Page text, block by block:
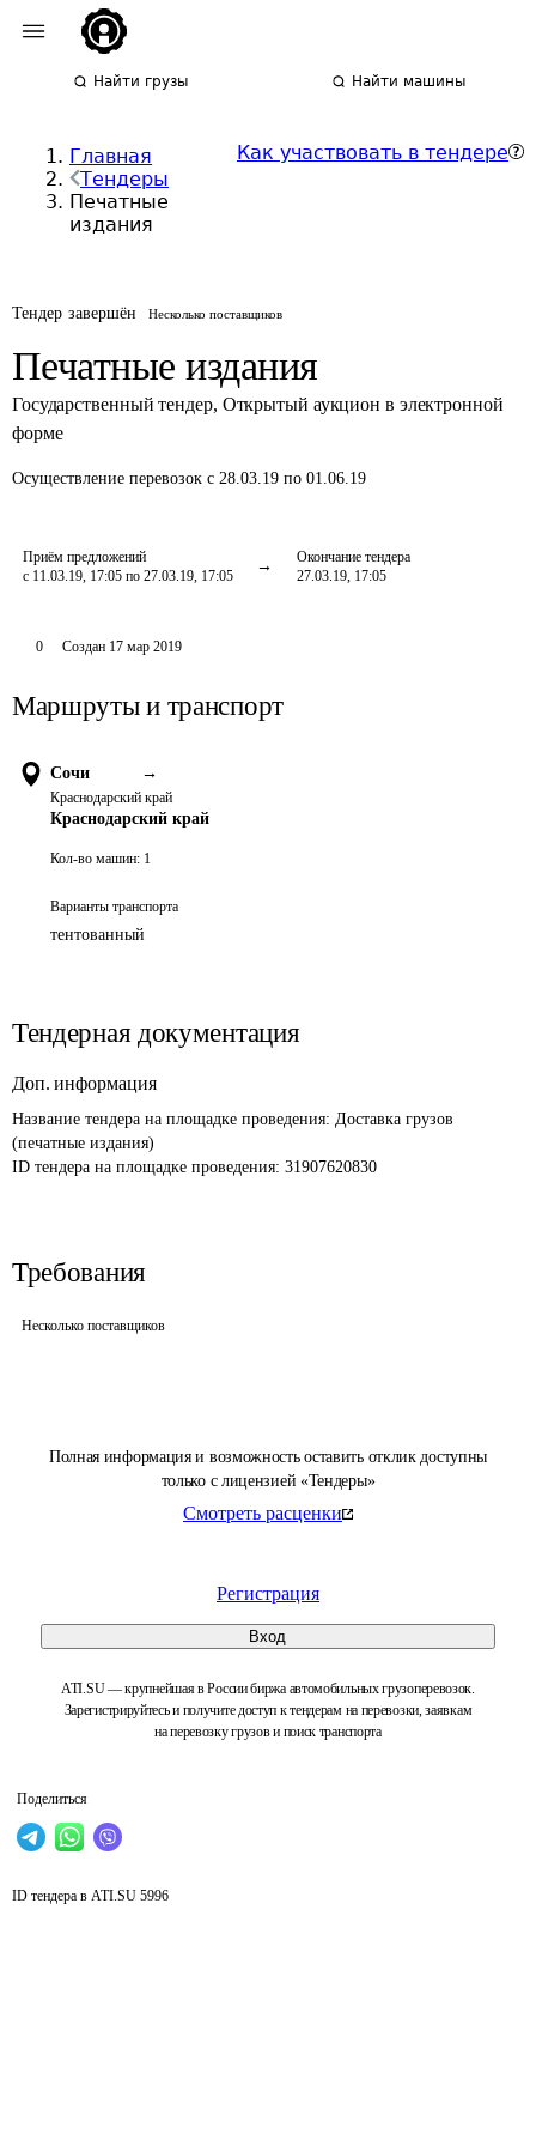
Найти грузы Найти машины
Главная
Тендеры
Печатные
издания
Как участвовать в тендере
Тендер завершён Несколько поставщиков
Печатные издания
Государственный тендер, Открытый аукцион в электронной
форме
Осуществление перевозок с 28.03.19 по 01.06.19
Приём предложений
с 11.03.19, 17:05 по 27.03.19, 17:05
Окончание тендера
27.03.19, 17:05
Полная информация и возможность оставить отклик доступны
только с лицензией «Тендеры»
Смотреть расценки
Регистрация
Вход
ATI.SU — крупнейшая в России биржа автомобильных грузоперевозок.
Зарегистрируйтесь и получите доступ к тендерам на перевозки, заявкам
на перевозку грузов и поиск транспорта
Поделиться
0 Создан 17 мар 2019
Маршруты и транспорт
Сочи →
Краснодарский край
Краснодарский край
Кол-во машин: 1
Варианты транспорта
тентованный
Тендерная документация
Доп. информация
Название тендера на площадке проведения: Доставка грузов
(печатные издания)
ID тендера на площадке проведения: 31907620830
Требования
Несколько поставщиков
ID тендера в ATI.SU 5996